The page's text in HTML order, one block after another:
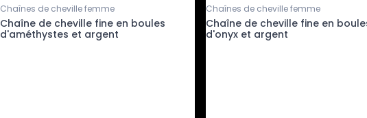
Chaînes de cheville femme
Chaîne de cheville fine en boules
d'améthystes et argent
Chaînes de cheville femme
Chaîne de cheville fine en
d'onyx et argent